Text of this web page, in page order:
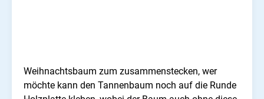
Weihnachtsbaum zum zusammenstecken, wer
möchte kann den Tannenbaum noch auf die Runde